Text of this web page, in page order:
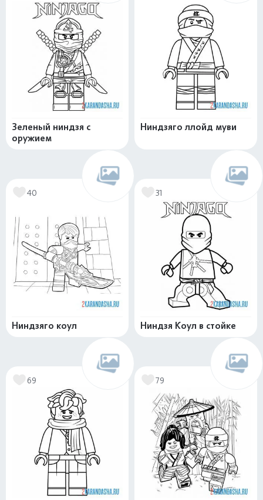
Зеленый ниндзя с
оружием
Ниндзяго ллойд муви
40
Ниндзяго коул
31
Ниндзя Коул в стойке
69 79